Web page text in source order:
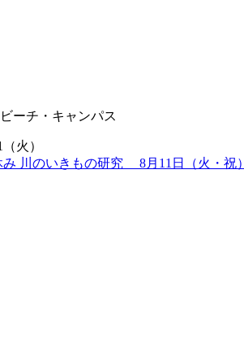
ーチ・キャンパス
（火）
み 川のいきもの研究 8月11日（火・祝）